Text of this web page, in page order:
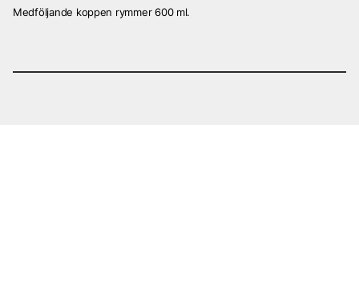
Medföljande koppen rymmer 600 ml.